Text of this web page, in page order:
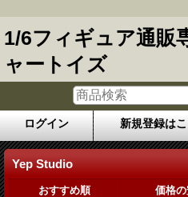
1/6フィギュア通販
ャートイズ
ログイン 新規登録は
Yep Studio
おすすめ順 価格